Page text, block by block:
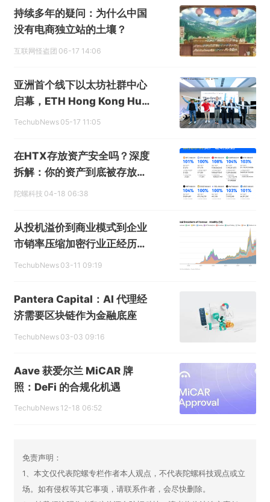
持续多年的疑问：为什么中国
没有电商独立站的土壤？
互联网怪盗团 06-17 14:06
亚洲首个线下以太坊社群中心
启幕，ETH Hong Kong Hub
落地香港
TechubNews 05-17 11:05
在HTX存放资产安全吗？深度
拆解：你的资产到底被存放在
哪里？
陀螺科技 04-18 06:38
从投机溢价到商业模式到企业
市销率压缩加密行业正经历一
场成人礼
TechubNews 03-11 09:19
Pantera Capital：AI 代理经
济需要区块链作为金融底座
TechubNews 03-03 09:16
Aave 获爱尔兰 MiCAR 牌
照：DeFi 的合规化机遇
TechubNews 12-18 06:52
免责声明：
1、本文仅代表陀螺专栏作者本人观点，不代表陀螺科技观点或立
场。如有侵权等其它事项，请联系作者，会尽快删除。